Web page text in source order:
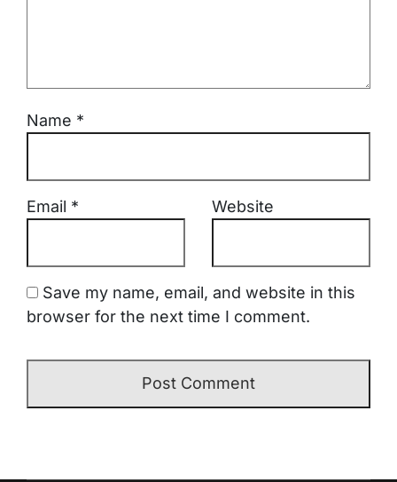
Name *
Email * Website
Save my name, email, and website in this
browser for the next time I comment.